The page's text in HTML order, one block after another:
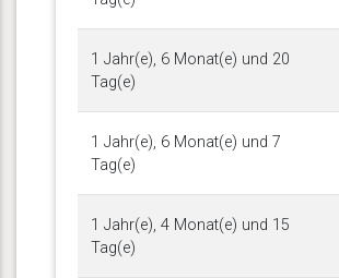
1 Jahr(e), 6 Monat(e) und 20
Tag(e)
1 Jahr(e), 6 Monat(e) und 7
Tag(e)
1 Jahr(e), 4 Monat(e) und 15
Tag(e)